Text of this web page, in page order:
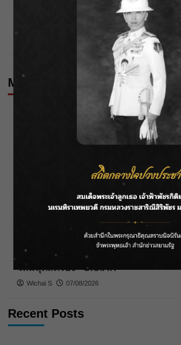
“Again” เพลงจาก dopameen ศิล
คนละซีกโ
More Stories
กรมชลฯ รับฟังประชาชน ติดตามแก้ปัญ
07/08/2026
‘แมน การิน’ แชร์ความเชื่อชวนคิด! “อ
จากลาโลกนี้ ให้ใส่บาตรสิ่งนั้นไว้ตอนยัง
Entertainment
F.HERO จับมือเกิร์ลกรุ๊ปมาเลเซีย
ใหม่สุดสตรอง “G.O.A.T”
Wichai S 07/08/2026
Recent Posts